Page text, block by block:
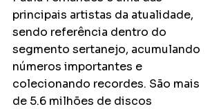
principais artistas da atualidade,
sendo referência dentro do
segmento sertanejo, acumulando
números importantes e
colecionando recordes. São mais
de 5.6 milhões de discos